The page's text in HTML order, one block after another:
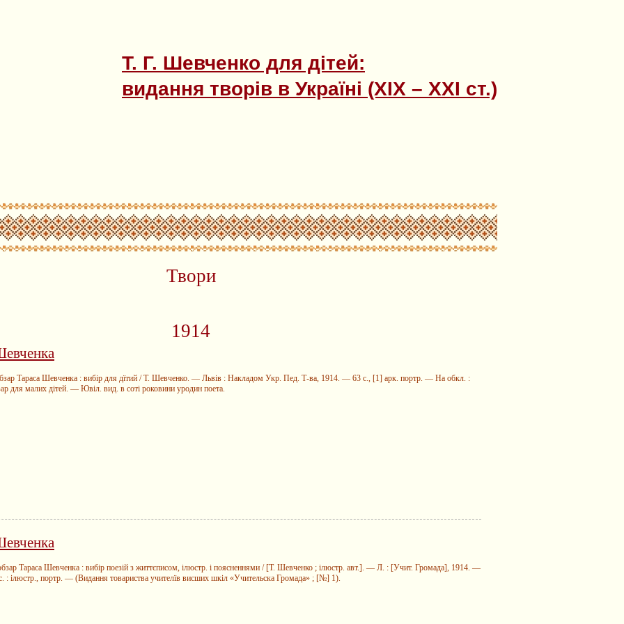
Т. Г. Шевченко для дітей:
видання творів в Україні (ХІХ – ХХІ ст.)
Твори
1914
Тараса Шевченка : вибір для дїтий / Т. Шевченко. — Львів : Накладом Укр. Пед. Т-ва, 1914. — 63 с., [1] арк. портр. — На обкл. :
для малих дітей. — Ювіл. вид. в соті роковини уродин поета.
Тараса Шевченка : вибір поезій з життєписом, ілюстр. і поясненнями / [Т. Шевченко ; ілюстр. авт.]. — Л. : [Учит. Громада], 1914. —
: ілюстр., портр. — (Видання товариства учителїв висших шкіл «Учительска Громада» ; [№] 1).